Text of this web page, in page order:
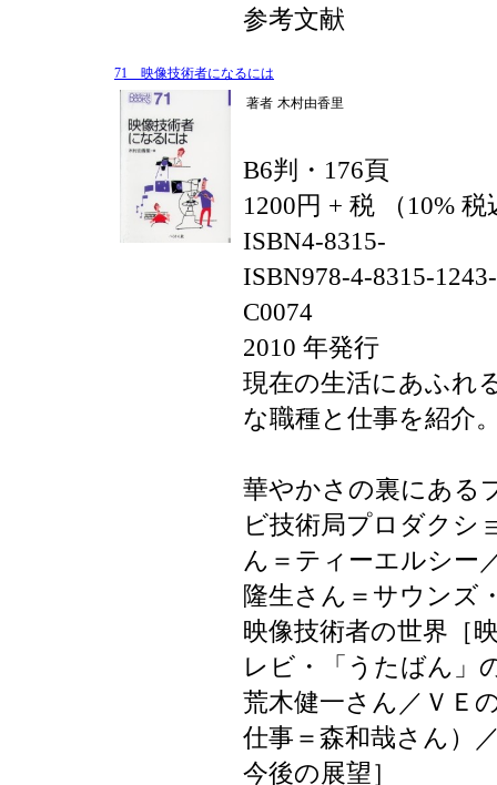
参考文献
71 映像技術者になるには
著者 木村由香里
B6判・176頁
1200円 + 税 （10%
ISBN4-8315-
ISBN978-4-8315-
C0074
2010 年発行
現在の生活にあふれ
な職種と仕事を紹介
華やかさの裏にある
ビ技術局プロダクシ
ん＝ティーエルシー
隆生さん＝サウンズ
映像技術者の世界［
レビ・「うたばん」
荒木健一さん／ＶＥ
仕事＝森和哉さん）
今後の展望］